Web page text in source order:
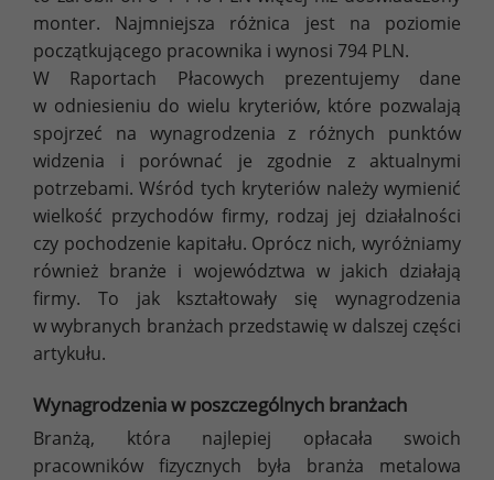
monter. Najmniejsza różnica jest na poziomie
początkującego pracownika i wynosi 794 PLN.
W Raportach Płacowych prezentujemy dane
w odniesieniu do wielu kryteriów, które pozwalają
spojrzeć na wynagrodzenia z różnych punktów
widzenia i porównać je zgodnie z aktualnymi
potrzebami. Wśród tych kryteriów należy wymienić
wielkość przychodów firmy, rodzaj jej działalności
czy pochodzenie kapitału. Oprócz nich, wyróżniamy
również branże i województwa w jakich działają
firmy. To jak kształtowały się wynagrodzenia
w wybranych branżach przedstawię w dalszej części
artykułu.
Wynagrodzenia w poszczególnych branżach
Branżą, która najlepiej opłacała swoich
pracowników fizycznych była branża metalowa